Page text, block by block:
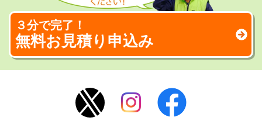
３分で完了！
無料お見積り申込み